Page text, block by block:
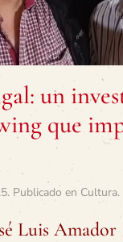
un
que
. Publicado en Cultura.
Luis Amador